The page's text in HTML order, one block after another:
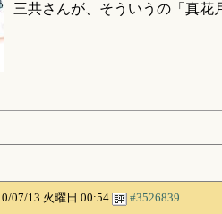
三共さんが、そういうの「真花
07/13 火曜日 00:54 #3526839